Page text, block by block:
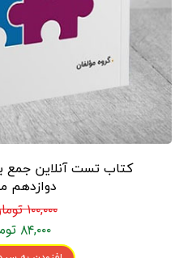
کتاب تست آنلاین جمع
دوازدهم
۱۰۰,۰۰۰ تومان
۸۴,۰۰۰ تومان